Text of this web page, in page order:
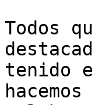
Todos
tenido